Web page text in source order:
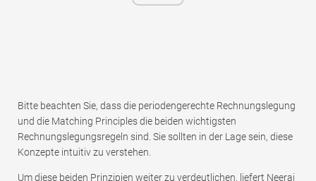
Bitte beachten Sie, dass die periodengerechte Rechnungslegung
und die Matching Principles die beiden wichtigsten
Rechnungslegungsregeln sind. Sie sollten in der Lage sein, diese
Konzepte intuitiv zu verstehen.
Um diese beiden Prinzipien weiter zu verdeutlichen, liefert Neeraj